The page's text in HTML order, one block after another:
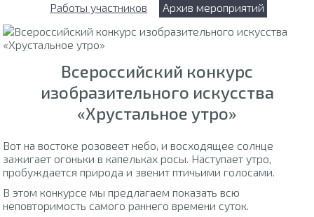
Работы участников
Архив мероприятий
Всероссийский конкурс
изобразительного искусства
«Хрустальное утро»
Вот на востоке розовеет небо, и восходящее солнце
зажигает огоньки в капельках росы. Наступает утро,
пробуждается природа и звенит птичьими голосами.
В этом конкурсе мы предлагаем показать всю
неповторимость самого раннего времени суток.